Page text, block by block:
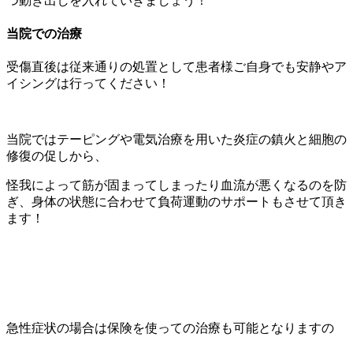
当院での治療
受傷直後は従来通りの処置として患者様ご自身でも安静やア
イシングは行ってください！
当院ではテーピングや電気治療を用いた炎症の鎮火と細胞の
修復の促しから、
怪我によって筋が固まってしまったり血流が悪くなるのを防
ぎ、身体の状態に合わせて負荷運動のサポートもさせて頂き
ます！
急性症状の場合は保険を使っての治療も可能となりますの